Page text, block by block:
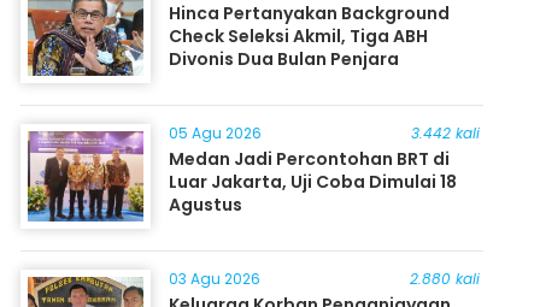
Hinca Pertanyakan Background
Check Seleksi Akmil, Tiga ABH
Divonis Dua Bulan Penjara
05 Agu 2026 3.442 kali
Medan Jadi Percontohan BRT di
Luar Jakarta, Uji Coba Dimulai 18
Agustus
03 Agu 2026 2.880 kali